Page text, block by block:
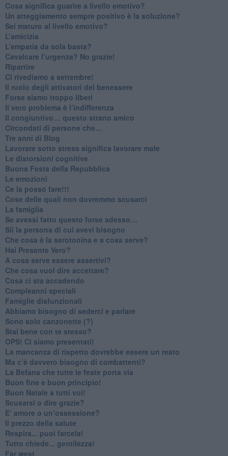
Cosa significa guarire a livello emotivo?
​Un atteggiamento sempre positivo è la soluzione?
​Sei maturo al livello emotivo?
​L’amicizia
​L’empatia da sola basta?
​Cavalcare l’urgenza? No grazie!
Ripartire
​Ci rivediamo a settembre!
​Il ruolo degli attivatori del benessere
​Forse siamo troppo liberi
​Il vero problema è l’indifferenza
​Il congiuntivo… questo strano amico
​Circondati di persone che…
​Tre anni di Blog
​Lavorare sotto stress significa lavorare male
​Le distorsioni cognitive
​Buona Festa della Repubblica
Le emozioni
​Ce la posso fare!!!
​Cose delle quali non dovremmo scusarci
​La famiglia
​Se avessi fatto questo forse adesso…
​Sii la persona di cui avevi bisogno
Che cosa è la serotonina e a cosa serve?
​Hai Presente Vero?
A cosa serve essere assertivi?
​Che cosa vuol dire accettare?
​Cosa ci sta accadendo
​Compleanni speciali
​Famiglie disfunzionali
​Abbiamo bisogno di sederci e parlare
Sono solo canzonette (?)
​Stai bene con te stesso?
​OPS! Ci siamo presentati!
​La mancanza di rispetto dovrebbe essere un reato
​Ma c’è davvero bisogno di combattenti?
​La Befana che tutte le feste porta via
Buon fine e buon principio!
​Buon Natale a tutti voi!
​Scusarsi o dire grazie?
​E’ amore o un’ossessione?
​Il prezzo della salute
​Respira... puoi farcela!
​Tutto chiede... gentilezza!
​Far west